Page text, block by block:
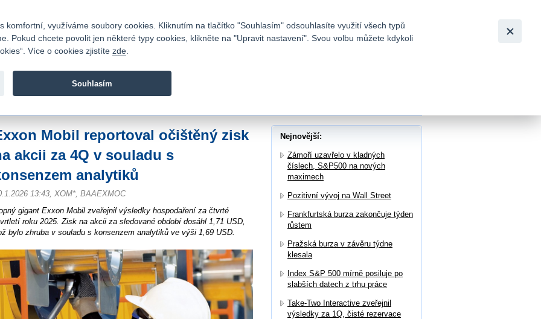
Fio banka je moderní česká banka. Poskytuje účty bez poplatků a
Mobil reportoval očištěný zisk
akcii za 4Q v souladu s
analytiků
13:43, XOM*, BAAEXMOC
gigant Exxon Mobil zveřejnil výsledky hospodaření za čtvrté
roku 2025. Zisk na akcii za sledované období dosáhl 1,71 USD,
bylo zhruba v souladu s konsenzem analytiků ve výši 1,69 USD.
Nejnovější:
Zámoří uzavřelo v kladných
číslech, S&P500 na nových
maximech
Pozitivní vývoj na Wall Street
Frankfurtská burza zakončuje týden
růstem
Pražská burza v závěru týdne
klesala
Index S&P 500 mírně posiluje po
slabších datech z trhu práce
Take-Two Interactive zveřejnil
výsledky za 1Q, čisté rezervace
komfortní, využíváme soubory cookies. Kliknutím na tlačítko "Souhlasím" odsouhlasíte využití všech typů
Pokud chcete povolit jen některé typy cookies, klikněte na "Upravit nastavení". Svou volbu můžete kdykoli
Více o cookies zjistíte zde
Souhlasím